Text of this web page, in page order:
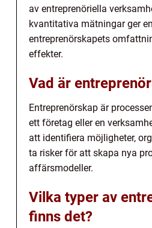
av entreprenöriella
kvantitativa mätningar ger
entreprenörskapets
effekter.
Vad är
Entreprenörskap är
ett företag eller en
att identifiera möjligheter,
ta risker för att skapa nya
affärsmodeller.
Vilka typer av
finns det?